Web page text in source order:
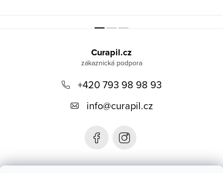
Curapil.cz
+420 793 98 98 93
info@curapil.cz